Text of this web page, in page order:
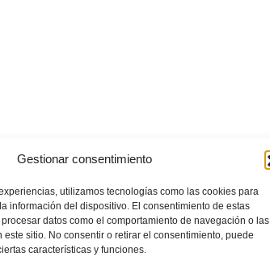
Gestionar consentimiento
utilizamos tecnologías como las cookies para
información del dispositivo. El consentimiento de estas
datos como el comportamiento de navegación o las
sitio. No consentir o retirar el consentimiento, puede
características y funciones.